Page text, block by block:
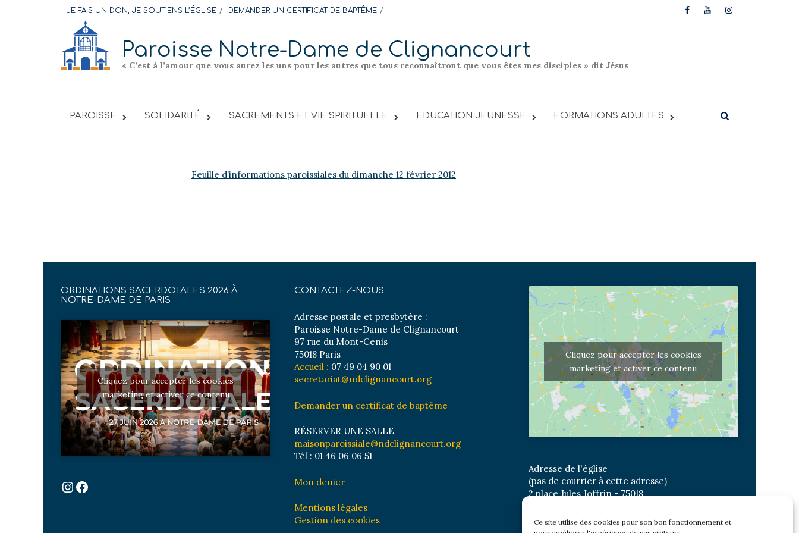
Ce site utilise des cookies pour son bon fonctionnement et
content
JE FAIS UN DON, JE SOUTIENS L’ÉGLISE DEMANDER UN CERTIFICAT DE BAPTÊME
Paroisse Notre-Dame de Clignancourt
« C’est à l’amour que vous aurez les uns pour les autres que tous reconnaîtront que vous êtes mes disciples » dit Jésus
PAROISSE SOLIDARITÉ SACREMENTS ET VIE SPIRITUELLE EDUCATION JEUNESSE FORMATIONS ADULTES
Feuille d’informations paroissiales du dimanche 12 février 2012
ORDINATIONS SACERDOTALES 2026 À
NOTRE-DAME DE PARIS
Cliquez pour accepter les cookies
marketing et activer ce contenu
Instagram
Facebook
CONTACTEZ-NOUS
Adresse postale et presbytère :
Paroisse Notre-Dame de Clignancourt
97 rue du Mont-Cenis
75018 Paris
Accueil : 07 49 04 90 01
secretariat@ndclignancourt.org
Demander un certificat de baptême
RÉSERVER UNE SALLE
maisonparoissiale@ndclignancourt.org
Tél : 01 46 06 06 51
Mon denier
Mentions légales
Gestion des cookies
Cliquez pour accepter les cookies
marketing et activer ce contenu
Adresse de l'église
(pas de courrier à cette adresse)
2 place Jules Joffrin - 75018
Bus : Mairie du XVIII